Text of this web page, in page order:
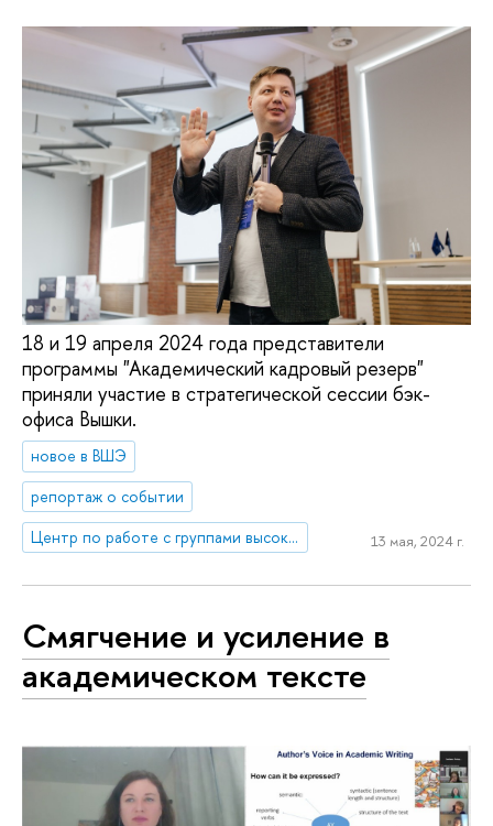
18 и 19 апреля 2024 года представители
программы "Академический кадровый резерв"
приняли участие в стратегической сессии бэк-
офиса Вышки.
новое в ВШЭ
репортаж о событии
Центр по работе с группами высокого профессионального потенциала
13 мая, 2024 г.
Смягчение и усиление в
академическом тексте